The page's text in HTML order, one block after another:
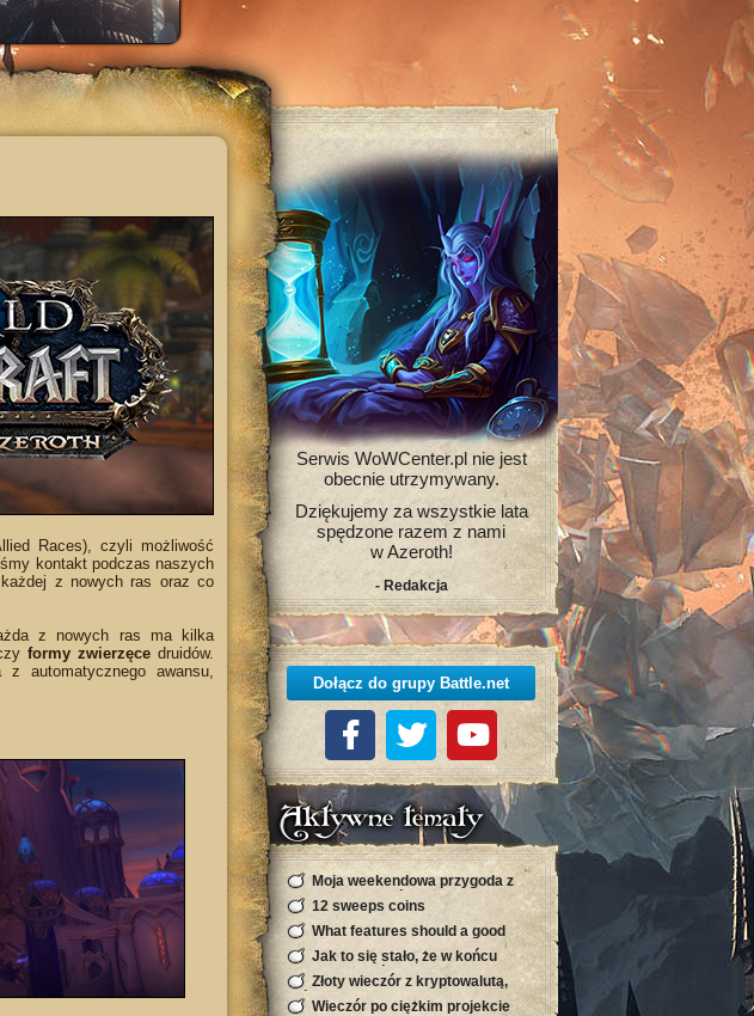
Serwis WoWCenter.pl nie jest
obecnie utrzymywany.
Dziękujemy za wszystkie lata
spędzone razem z nami
w Azeroth!
- Redakcja
Dołącz do grupy Battle.net
Aktywne tematy
Moja weekendowa przygoda z
kryptowalutą, która zaskoczyła
mnie s12 sweeps coins
What features should a good
sports site have in Bangladesh
Jak to się stało, że w końcu
znalazłem swój rytm w sieci
Złoty wieczór z kryptowalutą,
którego się nie spodziewałam
Wieczór po ciężkim projekcie
Races), czyli możliwość
kontakt podczas naszych
z nowych ras oraz co
z nowych ras ma kilka
formy zwierzęce druidów.
automatycznego awansu,